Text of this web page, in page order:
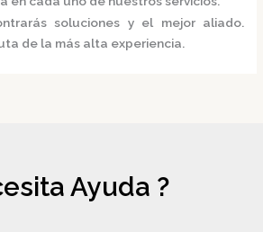
soluciones y el mejor aliado.
de la más alta experiencia.
Ayuda ?